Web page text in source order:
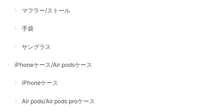
マフラー/ストール
手袋
サングラス
iPhoneケース/Air podsケース
iPhoneケース
Air pods/Air pods proケース